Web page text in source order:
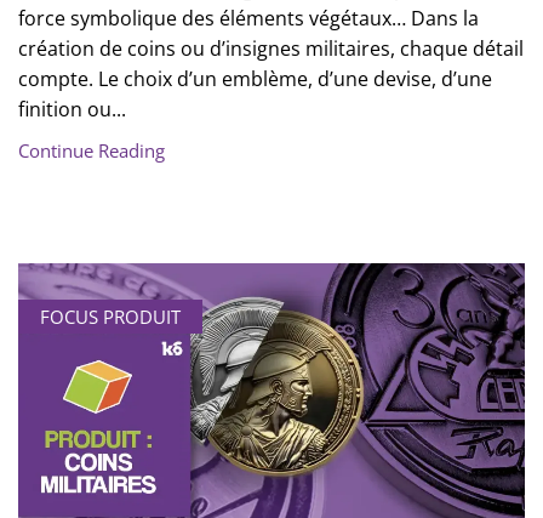
force symbolique des éléments végétaux… Dans la
création de coins ou d’insignes militaires, chaque détail
compte. Le choix d’un emblème, d’une devise, d’une
finition ou...
Continue Reading
FOCUS PRODUIT